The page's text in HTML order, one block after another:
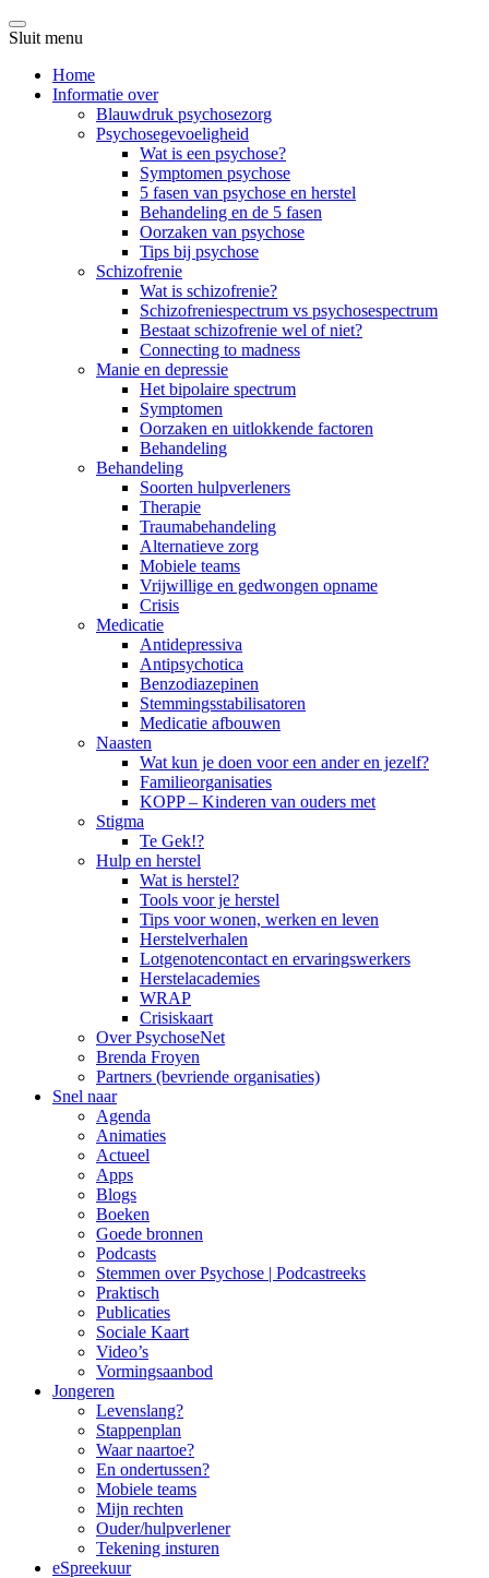
Sluit menu
Home
Informatie over
Blauwdruk psychosezorg
Psychosegevoeligheid
Wat is een psychose?
Symptomen psychose
5 fasen van psychose en herstel
Behandeling en de 5 fasen
Oorzaken van psychose
Tips bij psychose
Schizofrenie
Wat is schizofrenie?
Schizofreniespectrum vs psychosespectrum
Bestaat schizofrenie wel of niet?
Connecting to madness
Manie en depressie
Het bipolaire spectrum
Symptomen
Oorzaken en uitlokkende factoren
Behandeling
Behandeling
Soorten hulpverleners
Therapie
Traumabehandeling
Alternatieve zorg
Mobiele teams
Vrijwillige en gedwongen opname
Crisis
Medicatie
Antidepressiva
Antipsychotica
Benzodiazepinen
Stemmingsstabilisatoren
Medicatie afbouwen
Naasten
Wat kun je doen voor een ander en jezelf?
Familieorganisaties
KOPP – Kinderen van ouders met
Stigma
Te Gek!?
Hulp en herstel
Wat is herstel?
Tools voor je herstel
Tips voor wonen, werken en leven
Herstelverhalen
Lotgenotencontact en ervaringswerkers
Herstelacademies
WRAP
Crisiskaart
Over PsychoseNet
Brenda Froyen
Partners (bevriende organisaties)
Snel naar
Agenda
Animaties
Actueel
Apps
Blogs
Boeken
Goede bronnen
Podcasts
Stemmen over Psychose | Podcastreeks
Praktisch
Publicaties
Sociale Kaart
Video’s
Vormingsaanbod
Jongeren
Levenslang?
Stappenplan
Waar naartoe?
En ondertussen?
Mobiele teams
Mijn rechten
Ouder/hulpverlener
Tekening insturen
eSpreekuur